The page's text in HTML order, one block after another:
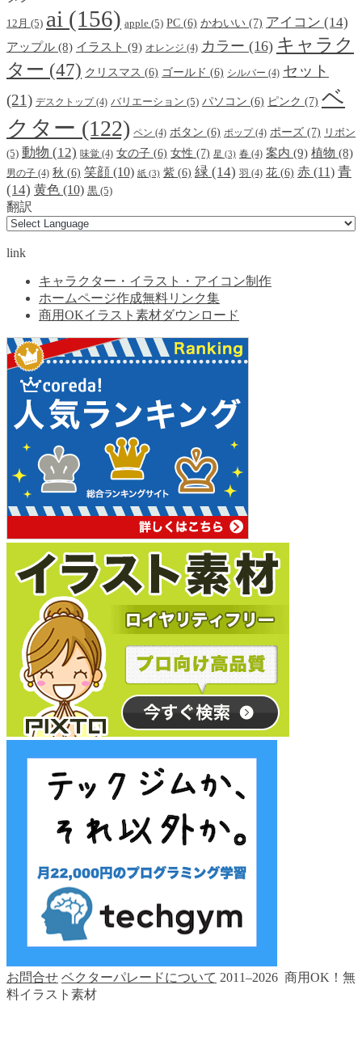
12月 (5) ai (156) apple (5) PC (6) かわいい (7) アイコン (14)
アップル (8) イラスト (9) オレンジ (4) カラー (16) キャラク
ター (47) クリスマス (6) ゴールド (6) シルバー (4) セット
(21) デスクトップ(4) バリエーション (5) パソコン (6) ピンク (7) ベ
クター (122) ペン (4) ボタン (6) ポップ(4) ポーズ (7) リボン
(5) 動物 (12) 味覚 (4) 女の子 (6) 女性 (7) 星 (3) 春 (4) 案内 (9) 植物 (8)
男の子 (4) 秋 (6) 笑顔 (10) 紙 (3) 紫 (6) 緑 (14) 羽 (4) 花 (6) 赤 (11) 青
(14) 黄色 (10) 黒 (5)
翻訳
link
キャラクター・イラスト・アイコン制作
ホームページ作成無料リンク集
商用OKイラスト素材ダウンロード
お問合せ ベクターパレードについて 2011–2026 商用OK！無
料イラスト素材